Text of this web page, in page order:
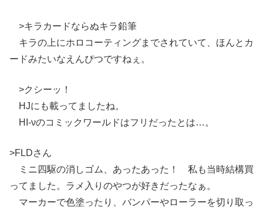
>キラカードならぬキラ鉛筆
キラの上にホロコーティングまでされていて、ほんとカ
ードみたいなえんぴつですねぇ。
>クシーッ！
HJにも載ってましたね。
HI-νのコミックワールドはフリだったとは…。
>FLDさん
ミニ四駆の消しゴム、あったあった！ 私も当時結構買
ってました。ラメ入りのやつが好きだったなぁ。
マーカーで色塗ったり、バンパーやローラーを切り取っ